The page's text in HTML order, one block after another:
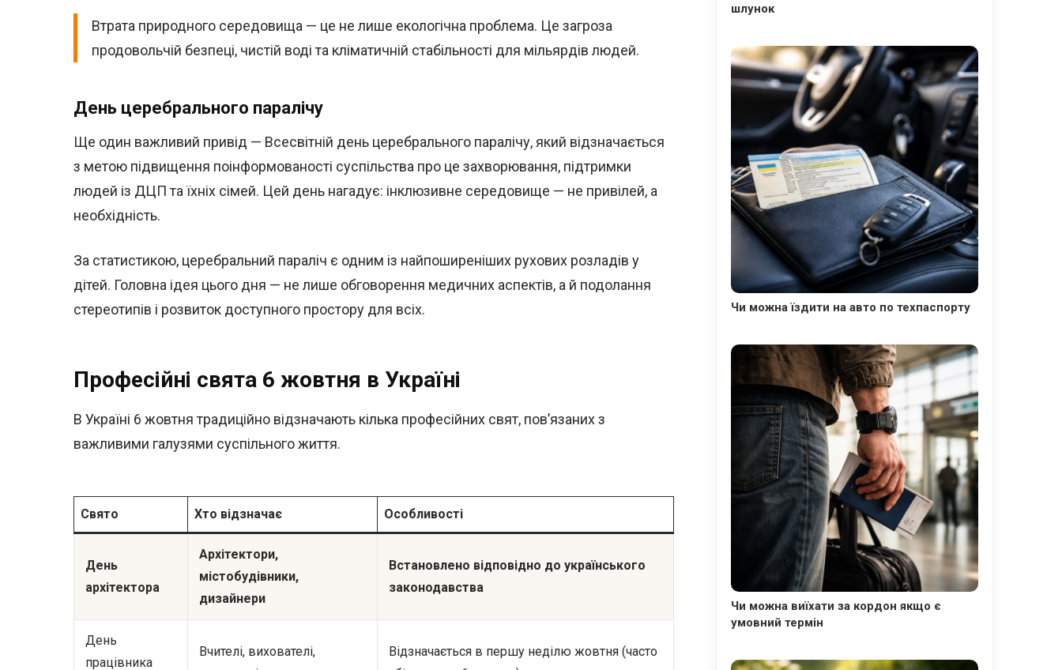
Втрата природного середовища — це не лише екологічна проблема. Це загроза
продовольчій безпеці, чистій воді та кліматичній стабільності для мільярдів людей.
День церебрального паралічу
Ще один важливий привід — Всесвітній день церебрального паралічу, який відзначається
з метою підвищення поінформованості суспільства про це захворювання, підтримки
людей із ДЦП та їхніх сімей. Цей день нагадує: інклюзивне середовище — не привілей, а
необхідність.
За статистикою, церебральний параліч є одним із найпоширеніших рухових розладів у
дітей. Головна ідея цього дня — не лише обговорення медичних аспектів, а й подолання
стереотипів і розвиток доступного простору для всіх.
Професійні свята 6 жовтня в Україні
В Україні 6 жовтня традиційно відзначають кілька професійних свят, пов’язаних з
важливими галузями суспільного життя.
Свято Хто відзначає Особливості
День
архітектора
Архітектори,
містобудівники,
дизайнери
Встановлено відповідно до українського
законодавства
День
працівника
Вчителі, вихователі,
Відзначається в першу неділю жовтня (часто
шлунок
Чи можна їздити на авто по техпаспорту
Чи можна виїхати за кордон якщо є
умовний термін